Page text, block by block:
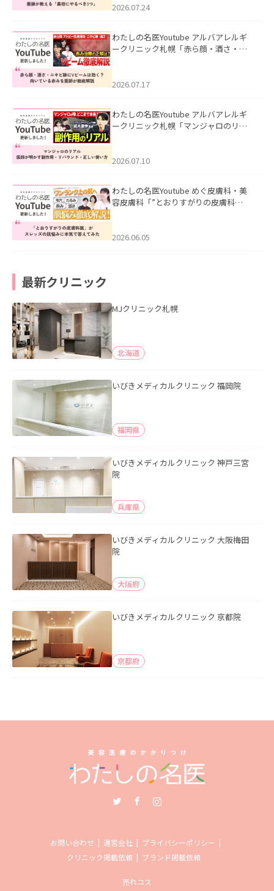
た。
2026.07.24
わたしの名医Youtube アルバアレルギ
ークリニック札幌「赤ら顔・酒さ・ニ
した。
2026.07.17
わたしの名医Youtube アルバアレルギ
ークリニック札幌「マンジャロのリア
た。
2026.07.10
わたしの名医Youtube めぐ皮膚科・美
容皮膚科「”とおりすがりの皮膚科
2026.06.05
最新クリニック
MJクリニック札幌
北海道
いびきメディカルクリニック 福岡院
福岡県
いびきメディカルクリニック 神戸三宮
院
兵庫県
いびきメディカルクリニック 大阪梅田
院
大阪府
いびきメディカルクリニック 京都院
京都府
お問い合わせ 運営会社
プライバシーポリシー
クリニック掲載依頼
ブランド掲載依頼
売れコス